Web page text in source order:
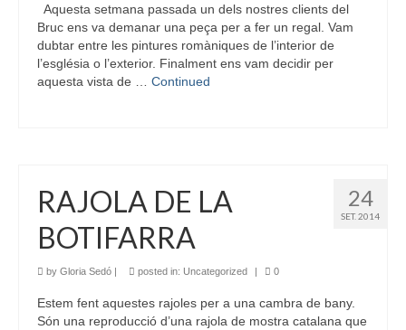
Aquesta setmana passada un dels nostres clients del
Bruc ens va demanar una peça per a fer un regal. Vam
dubtar entre les pintures romàniques de l’interior de
l’església o l’exterior. Finalment ens vam decidir per
aquesta vista de … Continued
24
SET. 2014
RAJOLA DE LA
BOTIFARRA
by Gloria Sedó posted in: Uncategorized 0
Estem fent aquestes rajoles per a una cambra de bany.
Són una reproducció d’una rajola de mostra catalana que